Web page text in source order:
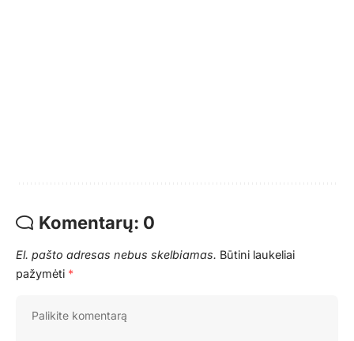
Komentarų: 0
El. pašto adresas nebus skelbiamas. Būtini laukeliai
pažymėti *